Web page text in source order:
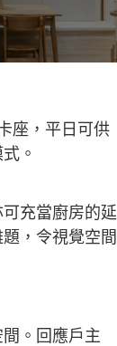
座，平日可供
。
充當廚房的延
，令視覺空間
。回應戶主